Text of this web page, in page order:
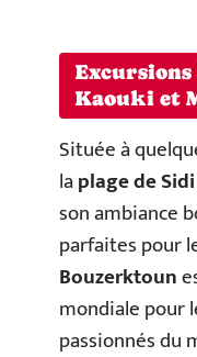
Excursions
Kaouki et
Située à
laplage de
son ambiance
parfaites pour
Bouzerktoun
mondiale pour
passionnés du